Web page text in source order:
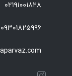
۰۲۱۹۱۰۰۱۸۲۸
۰۹۳۰۱۸۲۵۹۹۶